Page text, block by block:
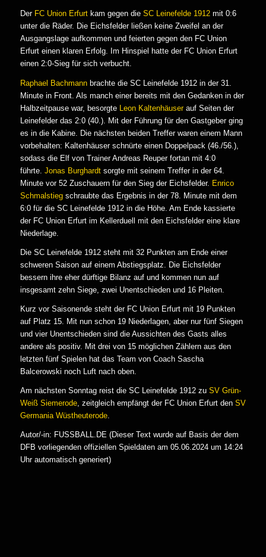
Der FC Union Erfurtkam gegen die SC Leinefelde 1912mit 0:6
unter die Räder. Die Eichsfelder ließen keine Zweifel an der
Ausgangslage aufkommen und feierten gegen den FC Union
Erfurt einen klaren Erfolg. Im Hinspiel hatte der FC Union Erfurt
einen 2:0-Sieg für sich verbucht.
Raphael Bachmannbrachte die SC Leinefelde 1912 in der 31.
Minute in Front. Als manch einer bereits mit den Gedanken in der
Halbzeitpause war, besorgte Leon Kaltenhäuserauf Seiten der
Leinefelder das 2:0 (40.). Mit der Führung für den Gastgeber ging
es in die Kabine. Die nächsten beiden Treffer waren einem Mann
vorbehalten: Kaltenhäuser schnürte einen Doppelpack (46./56.),
sodass die Elf von Trainer Andreas Reuper fortan mit 4:0
führte. Jonas Burghardtsorgte mit seinem Treffer in der 64.
Minute vor 52 Zuschauern für den Sieg der Eichsfelder. Enrico
Schmalstiegschraubte das Ergebnis in der 78. Minute mit dem
6:0 für die SC Leinefelde 1912 in die Höhe. Am Ende kassierte
der FC Union Erfurt im Kellerduell mit den Eichsfelder eine klare
Niederlage.
Die SC Leinefelde 1912 steht mit 32 Punkten am Ende einer
schweren Saison auf einem Abstiegsplatz. Die Eichsfelder
bessern ihre eher dürftige Bilanz auf und kommen nun auf
insgesamt zehn Siege, zwei Unentschieden und 16 Pleiten.
Kurz vor Saisonende steht der FC Union Erfurt mit 19 Punkten
auf Platz 15. Mit nun schon 19 Niederlagen, aber nur fünf Siegen
und vier Unentschieden sind die Aussichten des Gasts alles
andere als positiv. Mit drei von 15 möglichen Zählern aus den
letzten fünf Spielen hat das Team von Coach Sascha
Balcerowski noch Luft nach oben.
Am nächsten Sonntag reist die SC Leinefelde 1912 zu SV Grün-
Weiß Siemerode, zeitgleich empfängt der FC Union Erfurt den SV
Germania Wüstheuterode.
Autor/-in: FUSSBALL.DE (Dieser Text wurde auf Basis der dem
DFB vorliegenden offiziellen Spieldaten am 05.06.2024 um 14:24
Uhr automatisch generiert)